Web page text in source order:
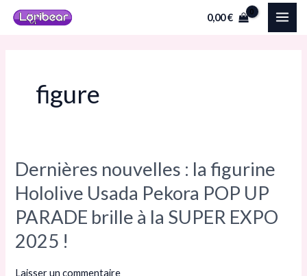
Aller
0,00€
figure
Dernières nouvelles : la figurine
Hololive Usada Pekora POP UP
PARADE brille à la SUPER EXPO
2025 !
Laisser un commentaire
Dernières
nouvelles
:
la
figurine